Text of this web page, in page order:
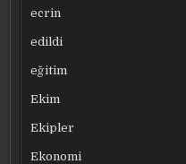
ecrin
edildi
eğitim
Ekim
Ekipler
Ekonomi